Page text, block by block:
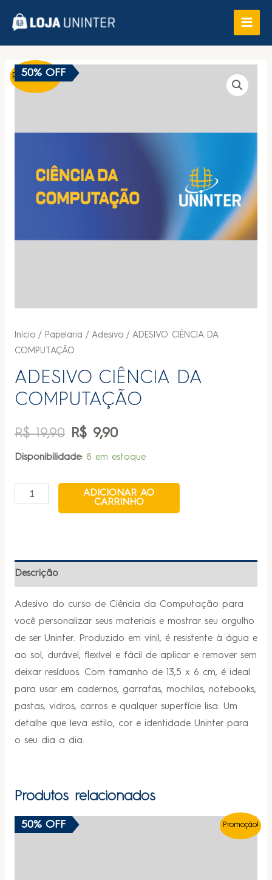
Promoção!
50% OFF
Início/ Papelaria / Adesivo/ ADESIVO CIÊNCIA DA
COMPUTAÇÃO
ADESIVO CIÊNCIA DA
COMPUTAÇÃO
R$19,90 R$9,90
Disponibilidade: 8 em estoque
ADICIONAR AO
CARRINHO
Descrição
Adesivo do curso de Ciência da Computação para
você personalizar seus materiais e mostrar seu orgulho
de ser Uninter. Produzido em vinil, é resistente à água e
ao sol, durável, flexível e fácil de aplicar e remover sem
deixar resíduos. Com tamanho de 13,5 x 6 cm, é ideal
para usar em cadernos, garrafas, mochilas, notebooks,
pastas, vidros, carros e qualquer superfície lisa. Um
detalhe que leva estilo, cor e identidade Uninter para
o seu dia a dia.
Produtos relacionados
Promoção!
50% OFF